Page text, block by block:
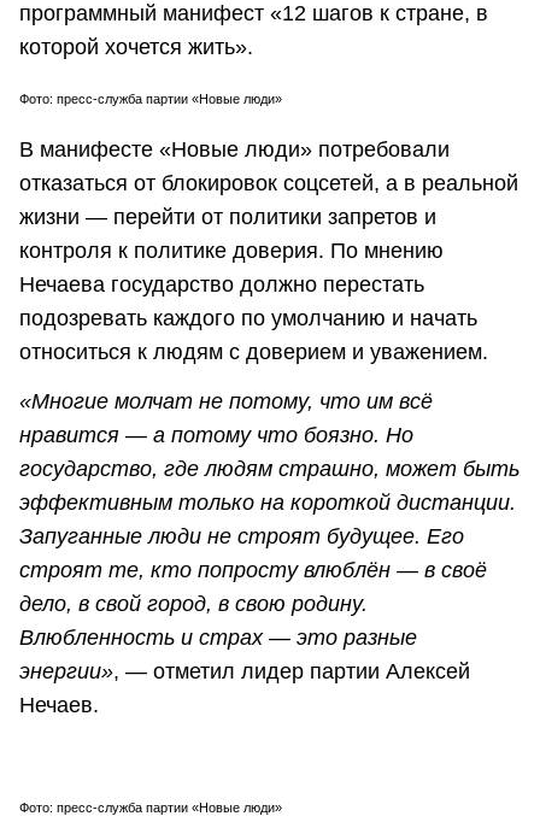
программный манифест «12 шагов к стране, в
которой хочется жить».
Фото: пресс-служба партии «Новые люди»
В манифесте «Новые люди» потребовали
отказаться от блокировок соцсетей, а в реальной
жизни — перейти от политики запретов и
контроля к политике доверия. По мнению
Нечаева государство должно перестать
подозревать каждого по умолчанию и начать
относиться к людям с доверием и уважением.
«Многие молчат не потому, что им всё
нравится — а потому что боязно. Но
государство, где людям страшно, может быть
эффективным только на короткой дистанции.
Запуганные люди не строят будущее. Его
строят те, кто попросту влюблён — в своё
дело, в свой город, в свою родину.
Влюбленность и страх — это разные
энергии», — отметил лидер партии Алексей
Нечаев.
Фото: пресс-служба партии «Новые люди»